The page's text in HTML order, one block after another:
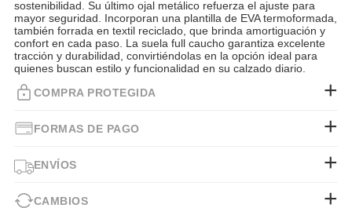
sostenibilidad. Su último ojal metálico refuerza el ajuste para
mayor seguridad. Incorporan una plantilla de EVA termoformada,
también forrada en textil reciclado, que brinda amortiguación y
confort en cada paso. La suela full caucho garantiza excelente
tracción y durabilidad, convirtiéndolas en la opción ideal para
quienes buscan estilo y funcionalidad en su calzado diario.
COMPRA PROTEGIDA
FORMAS DE PAGO
ENVÍOS
CAMBIOS